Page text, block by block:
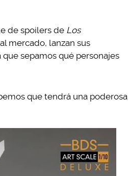
de spoilers de Los
mercado, lanzan sus
sepamos qué personajes
que tendrá una poderosa